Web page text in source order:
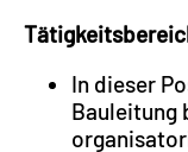
In dieser
Bauleitung